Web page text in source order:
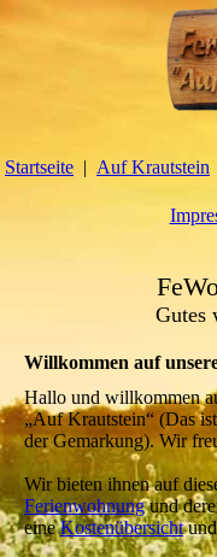
Startseite Auf Krautstein
Gutes
Willkommen auf
Hallo und willkommen
„Auf Krautstein“ (Das
der Gemarkung). Wir
Wir bieten ihnen auf
Ferienwohnungund
eineKostenübersichtund